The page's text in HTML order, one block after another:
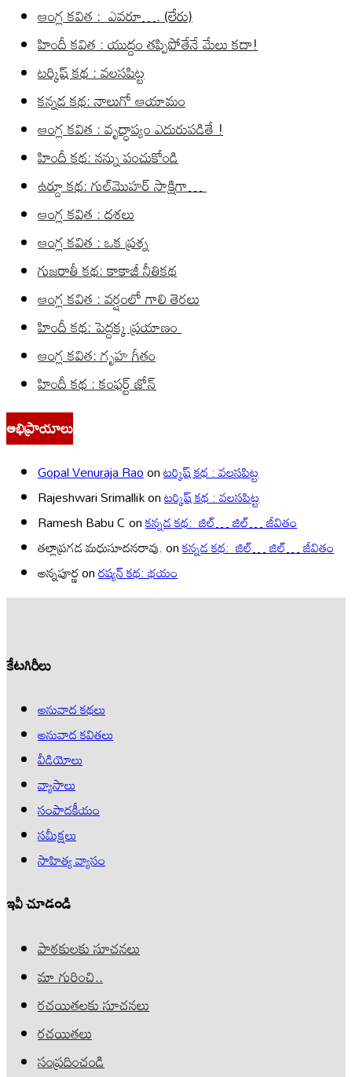
ఆంగ్ల కవిత : ఎవరూ…. (లేరు)
హిందీ కవిత : యుద్దం తప్పిపోతేనే మేలు కదా!
టర్కిష్ కథ : వలసపిట్ట
కన్నడ కథ: నాలుగో ఆయామం
ఆంగ్ల కవిత : వృద్ధాప్యం ఎదురుపడితే !
హిందీ కథ: నన్ను పంచుకోండి
ఉర్దూ కథ: గుల్‌మొహర్ సాక్షిగా…
ఆంగ్ల కవిత : దశలు
ఆంగ్ల కవిత : ఒక ప్రశ్న
గుజరాతీ కథ: కాకాజీ నీతికథ
ఆంగ్ల కవిత : వర్షంలో గాలి తెరలు
హిందీ కథ: పెద్దక్క ప్రయాణం
ఆంగ్ల కవిత: గృహ గీతం
హిందీ కథ : కంఫర్ట్ జోన్
అభిప్రాయాలు
Gopal Venuraja Raoonటర్కిష్ కథ : వలసపిట్ట
Rajeshwari Srimallikonటర్కిష్ కథ : వలసపిట్ట
Ramesh Babu Conకన్నడ కథ: జిల్… జిల్… జీవితం
తల్లాప్రగడ మధుసూదనరావు.onకన్నడ కథ: జిల్… జిల్… జీవితం
అన్నపూర్ణonరష్యన్ కథ: భయం
కేటగిరీలు
అనువాద కథలు
అనువాద కవితలు
వీడియోలు
వ్యాసాలు
సంపాదకీయం
సమీక్షలు
సాహిత్య వ్యాసం
ఇవీ చూడండి
పాఠకులకు సూచనలు
మా గురించి..
రచయితలకు సూచనలు
రచయితలు
సంప్రదించండి